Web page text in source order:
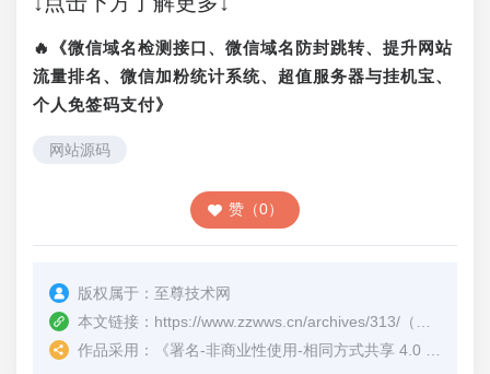
🔥《微信域名检测接口、微信域名防封跳转、提升网站
流量排名、微信加粉统计系统、超值服务器与挂机宝、
个人免签码支付》
网站源码
赞（0）
版权属于： 至尊技术网
本文链接： https://www.zzwws.cn/archives/313/ （转载时请注明本文出处及文章链接）
作品采用：
《署名-非商业性使用-相同方式共享 4.0 国际 (CC BY-NC-SA 4.0)